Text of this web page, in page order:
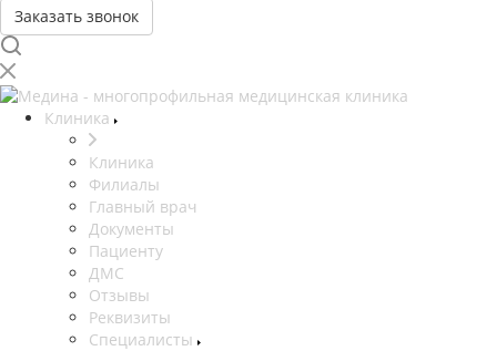
Заказать звонок
Клиника
Клиника
Филиалы
Главный врач
Документы
Пациенту
ДМС
Отзывы
Реквизиты
Специалисты